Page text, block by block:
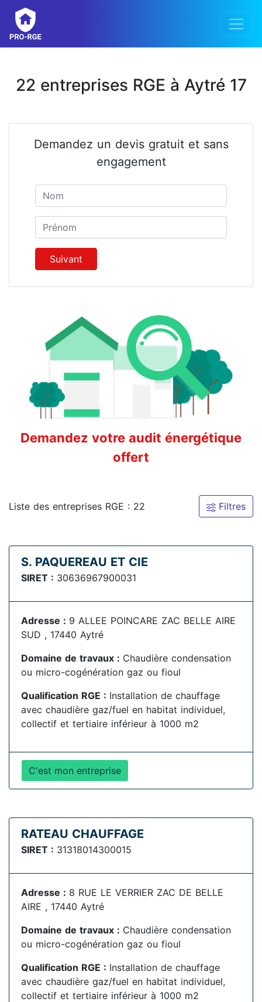
22 entreprises RGE à Aytré 17
Demandez un devis gratuit et sans
engagement
Prénom
Suivant
Demandez votre audit énergétique
offert
Liste des entreprises RGE : 22 Filtres
S. PAQUEREAU ET CIE
SIRET : 30636967900031
Adresse : 9 ALLEE POINCARE ZAC BELLE AIRE
SUD , 17440 Aytré
Domaine de travaux : Chaudière condensation
ou micro-cogénération gaz ou fioul
Qualification RGE : Installation de chauffage
avec chaudière gaz/fuel en habitat individuel,
collectif et tertiaire inférieur à 1000 m2
C'est mon entreprise
RATEAU CHAUFFAGE
SIRET : 31318014300015
Adresse : 8 RUE LE VERRIER ZAC DE BELLE
AIRE , 17440 Aytré
Domaine de travaux : Chaudière condensation
ou micro-cogénération gaz ou fioul
Qualification RGE : Installation de chauffage
avec chaudière gaz/fuel en habitat individuel,
collectif et tertiaire inférieur à 1000 m2